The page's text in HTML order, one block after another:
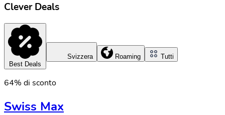
Clever Deals
Best Deals
Svizzera Roaming Tutti
64% di sconto
Swiss Max